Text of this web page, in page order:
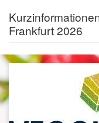
Frankfurt 2026